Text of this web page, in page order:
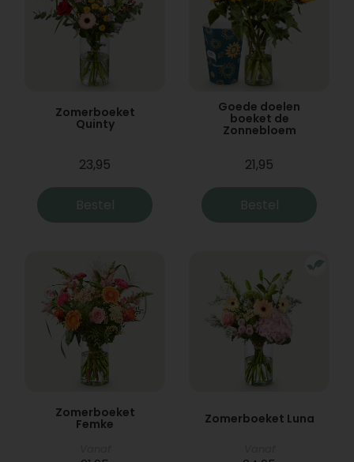
Zomerboeket
Quinty
23,95
Bestel
Goede doelen
boeket de
Zonnebloem
21,95
Bestel
Zomerboeket
Femke Zomerboeket Luna